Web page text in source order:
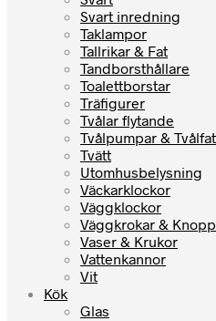
Svart inredning
Taklampor
Tallrikar & Fat
Tandborsthållare
Toalettborstar
Träfigurer
Tvålar flytande
Tvålpumpar & Tvålfat
Tvätt
Utomhusbelysning
Väckarklockor
Väggklockor
Väggkrokar &
Vaser & Krukor
Vattenkannor
Vit
Kök
Glas